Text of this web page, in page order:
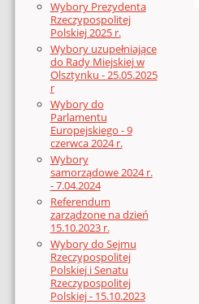
Wybory Prezydenta
Rzeczypospolitej
Polskiej 2025 r.
Wybory uzupełniające
do Rady Miejskiej w
Olsztynku - 25.05.2025
r
Wybory do
Parlamentu
Europejskiego - 9
czerwca 2024 r.
Wybory
samorządowe 2024 r.
- 7.04.2024
Referendum
zarządzone na dzień
15.10.2023 r.
Wybory do Sejmu
Rzeczypospolitej
Polskiej i Senatu
Rzeczypospolitej
Polskiej - 15.10.2023